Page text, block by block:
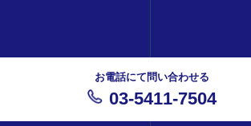
お電話にて問い合わせる
03-5411-7504